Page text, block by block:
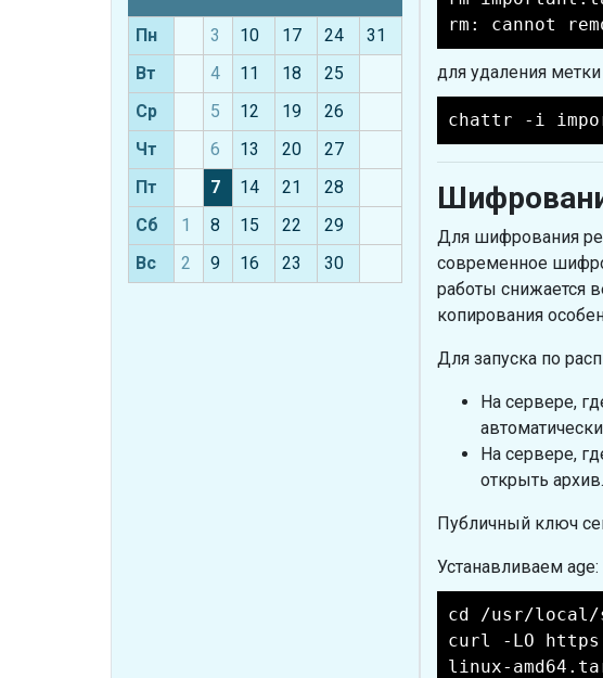
rm: cannot
для удаления
chattr -i
Для шифрования
современное
работы снижается
копирования
Для запуска по
На сервере,
На сервере,
открыть архив.
Публичный ключ
Устанавливаем age:
cd /usr/local/
curl -LO
linux-
Пн 3 10 17 24
31
Вт
4 11 18
25
Ср
5 12 19
26
Чт
6 13 20
27
Пт
7 14 21
28
Сб
1 8 15 22
29
Вс
2 9 16 23 30